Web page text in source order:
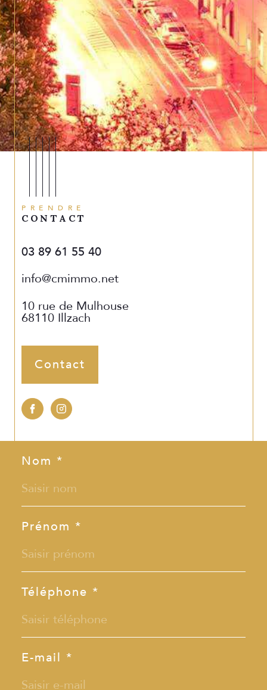
Nom *
Prénom *
Téléphone *
E-mail *
PRENDRE
CONTACT
03 89 61 55 40
info@cmimmo.net
10 rue de Mulhouse
68110 Illzach
Contact